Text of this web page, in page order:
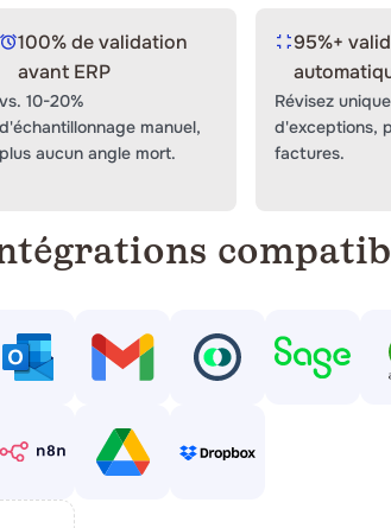
Aucune préparation manuelle, aucun
Phacet peut le lire.
100% de validation
avant ERP
vs. 10-20%
d'échantillonnage manuel,
plus aucun angle mort.
95%+
Révisez
d'exceptions,
factures.